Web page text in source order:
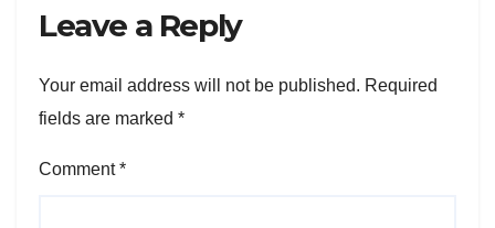
Leave a Reply
Your email address will not be published. Required
fields are marked *
Comment*